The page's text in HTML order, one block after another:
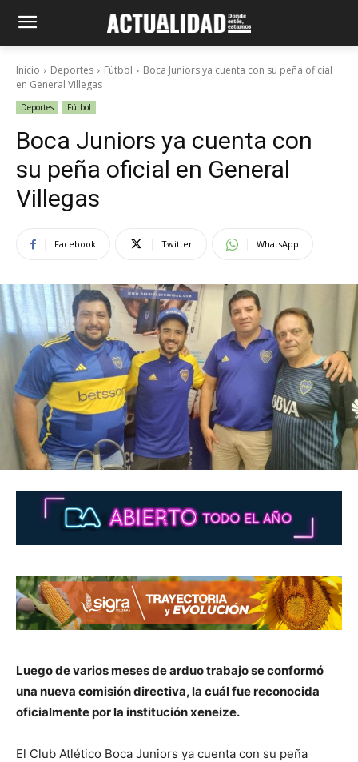
Inicio Deportes Fútbol
Boca Juniors ya cuenta con su peña oficial
en General Villegas
Deportes Fútbol
Boca Juniors ya cuenta con
su peña oficial en General
Villegas
Facebook Twitter WhatsApp
Luego de varios meses de arduo trabajo se conformó
una nueva comisión directiva, la cuál fue reconocida
oficialmente por la institución xeneize.
El Club Atlético Boca Juniors ya cuenta con su peña